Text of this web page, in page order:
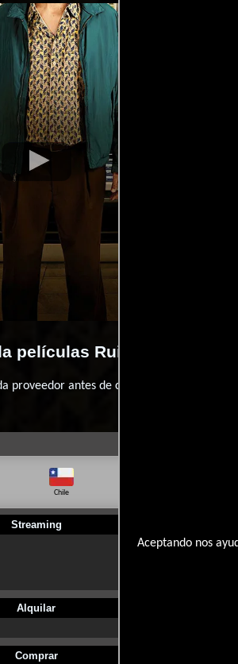
Aceptando nos
películas Ruido de fondo?
proveedor antes de comprar, alquilar o
Chile
Streaming
Alquilar
Comprar